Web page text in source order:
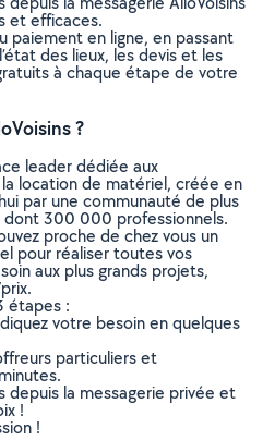
et efficaces.
paiement en ligne, en passant
des lieux, les devis et les
à chaque étape de votre
?
leader dédiée aux
location de matériel, créée en
par une communauté de plus
300 000 professionnels.
proche de chez vous un
pour réaliser toutes vos
aux plus grands projets,
étapes :
votre besoin en quelques
particuliers et
depuis la messagerie privée et
!
!